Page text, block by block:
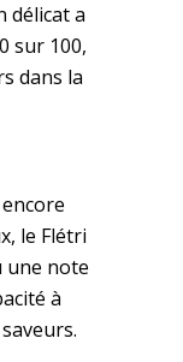
délicat a
sur 100,
dans la
le Flétri
une note
à